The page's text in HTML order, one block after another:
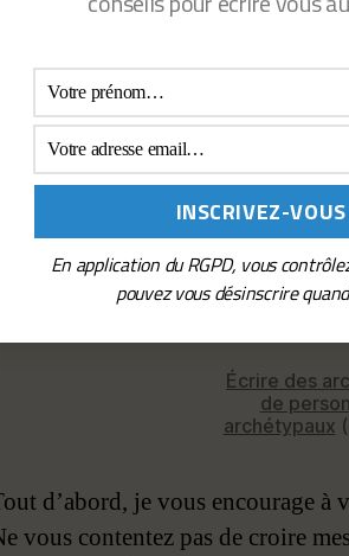
Écrire des
de
archétypaux
d’abord, je vous encourage à
vous contentez pas de croire
En application du RGPD, vous
pouvez vous désinscrire